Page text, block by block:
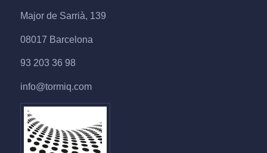
Major de Sarrià, 139
08017 Barcelona
93 203 36 98
info@tormiq.com